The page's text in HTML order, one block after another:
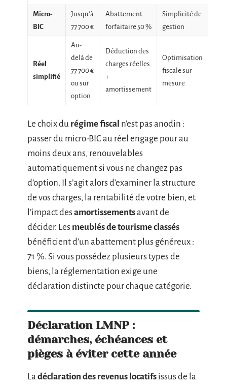
Micro-
BIC
Jusqu’à
77 700 €
Abattement
forfaitaire 50 %
Simplicité de
gestion
Réel
simplifié
Au-
delà de
77 700 €
ou sur
option
Déduction des
charges réelles
+
amortissement
Optimisation
fiscale sur
mesure
Le choix du régime fiscal n’est pas anodin :
passer du micro-BIC au réel engage pour au
moins deux ans, renouvelables
automatiquement si vous ne changez pas
d’option. Il s’agit alors d’examiner la structure
de vos charges, la rentabilité de votre bien, et
l’impact desamortissementsavant de
décider. Les meublés de tourisme classés
bénéficient d’un abattement plus généreux :
71 %. Si vous possédez plusieurs types de
biens, la réglementation exige une
déclaration distincte pour chaque catégorie.
Déclaration LMNP :
démarches, échéances et
pièges à éviter cette année
La déclaration des revenus locatifs issus de la